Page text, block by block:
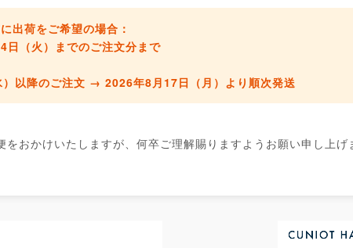
出荷をご希望の場合：
日（火）までのご注文分 まで
）以降のご注文 → 2026年8月17日（月）より順次発送
をおかけいたしますが、何卒ご理解賜りますようお願い申し上げ